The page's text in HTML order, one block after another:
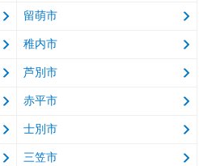
留萌市
稚内市
芦別市
赤平市
士別市
三笠市